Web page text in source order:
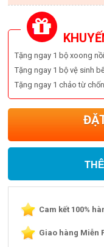
Tặng ngay 1 bộ xoong
Tặng ngay 1 bộ vệ sinh
Tặng ngay 1 chảo từ
Cam kết 100%
Giao hàng Miễn